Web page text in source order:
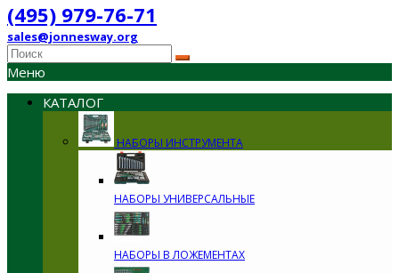
(495) 979-76-71
sales@jonnesway.org
Меню
КАТАЛОГ
НАБОРЫ ИНСТРУМЕНТА
НАБОРЫ УНИВЕРСАЛЬНЫЕ
НАБОРЫ В ЛОЖЕМЕНТАХ